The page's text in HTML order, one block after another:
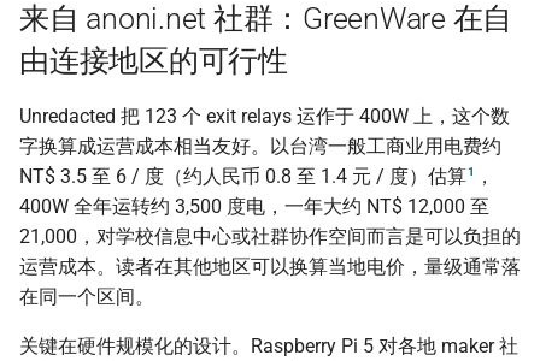
来自 anoni.net 社群：GreenWare 在自
由连接地区的可行性
Unredacted 把 123 个 exit relays 运作于 400W 上，这个数
字换算成运营成本相当友好。以台湾一般工商业用电费约
NT$ 3.5 至 6 / 度（约人民币 0.8 至 1.4 元 / 度）估算1
，
400W 全年运转约 3,500 度电，一年大约 NT$ 12,000 至
21,000，对学校信息中心或社群协作空间而言是可以负担的
运营成本。读者在其他地区可以换算当地电价，量级通常落
在同一个区间。
关键在硬件规模化的设计。Raspberry Pi 5 对各地 maker 社